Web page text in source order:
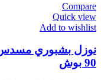
Compare
Quick view
Add to wishlist
90 بوش